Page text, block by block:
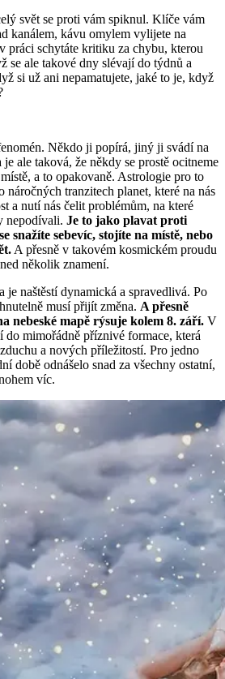
svět se proti vám spiknul. Klíče vám
kanálem, kávu omylem vylijete na
práci schytáte kritiku za chybu, kterou
se ale takové dny slévají do týdnů a
si už ani nepamatujete, jaké to je, když
Někdo ji popírá, jiný ji svádí na
ale taková, že někdy se prostě ocitneme
a to opakovaně. Astrologie pro to
náročných tranzitech planet, které na nás
a nutí nás čelit problémům, na které
nepodívali. Je to jako plavat proti
snažíte sebevíc, stojíte na místě, nebo
A přesně v takovém kosmickém proudu
několik znamení.
je naštěstí dynamická a spravedlivá. Po
musí přijít změna. A přesně
nebeské mapě rýsuje kolem 8. září. V
do mimořádně příznivé formace, která
a nových příležitostí. Pro jedno
době odnášelo snad za všechny ostatní,
víc.